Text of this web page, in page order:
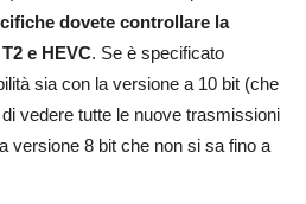
dovete controllare la
e HEVC. Se è specificato
sia con la versione a 10 bit (che
vedere tutte le nuove trasmissioni
versione 8 bit che non si sa fino a